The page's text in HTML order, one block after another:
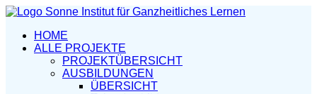
HOME
ALLE PROJEKTE
PROJEKTÜBERSICHT
AUSBILDUNGEN
ÜBERSICHT